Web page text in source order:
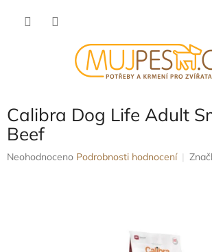
Calibra Dog Life Adult
Beef
Průměrné
Neohodnoceno Podrobnosti hodnocení